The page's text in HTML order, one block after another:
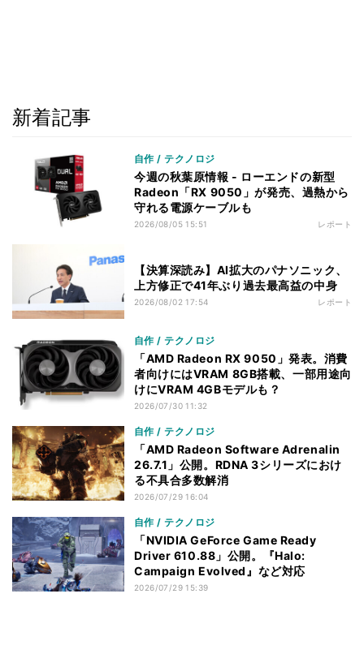
新着記事
自作 / テクノロジ
今週の秋葉原情報 - ローエンドの新型
Radeon「RX 9050」が発売、過熱から
守れる電源ケーブルも
2026/08/05 15:51 レポート
【決算深読み】AI拡大のパナソニック、
上方修正で41年ぶり過去最高益の中身
2026/08/02 17:54 レポート
自作 / テクノロジ
「AMD Radeon RX 9050」発表。消費
者向けにはVRAM 8GB搭載、一部用途向
けにVRAM 4GBモデルも？
2026/07/30 11:32
自作 / テクノロジ
「AMD Radeon Software Adrenalin
26.7.1」公開。RDNA 3シリーズにおけ
る不具合多数解消
2026/07/29 16:04
自作 / テクノロジ
「NVIDIA GeForce Game Ready
Driver 610.88」公開。『Halo:
Campaign Evolved』など対応
2026/07/29 15:39